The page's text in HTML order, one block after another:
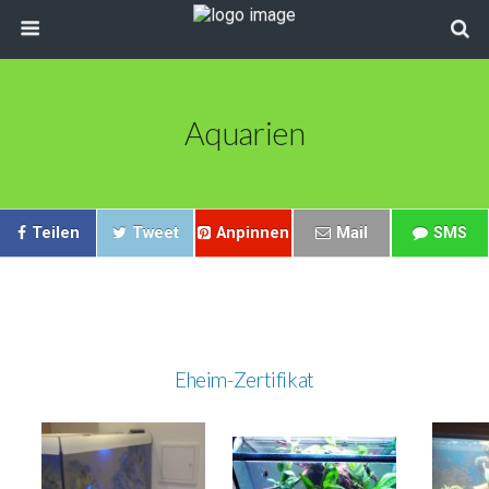
Aquarien
Teilen Tweet Anpinnen Mail SMS
Eheim-Zertifikat